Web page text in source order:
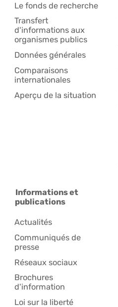
Le fonds de recherche
Transfert
d'informations aux
organismes publics
Données générales
Comparaisons
internationales
Aperçu de la situation
Informations et
publications
Actualités
Communiqués de
presse
Réseaux sociaux
Brochures
d'information
Loi sur la liberté